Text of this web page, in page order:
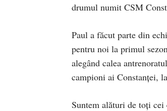
drumul numit CSM
Paul a făcut parte din
pentru noi la primul
alegând calea
campioni ai Constanței,
Suntem alături de toți